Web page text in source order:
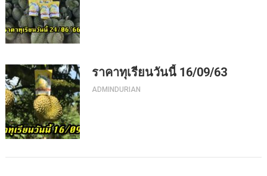
ราคาทุเรียนวันนี้ 16/09/63
ADMINDURIAN